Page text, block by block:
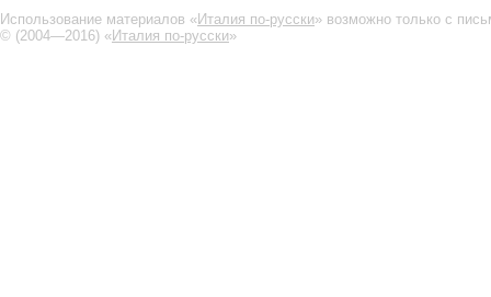
Использование материалов «Италия по-русски» возможно только с
© (2004—2016) «Италия по-русски»